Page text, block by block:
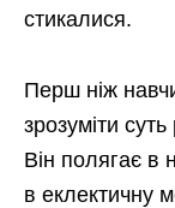
стикалися.
Перш ніж
зрозуміти
Він полягає в
в еклектичну